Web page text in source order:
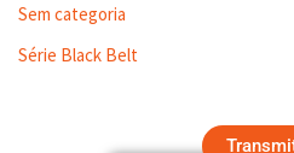
Sem categoria
Série Black Belt